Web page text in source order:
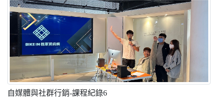
自媒體與社群行銷-課程紀錄6